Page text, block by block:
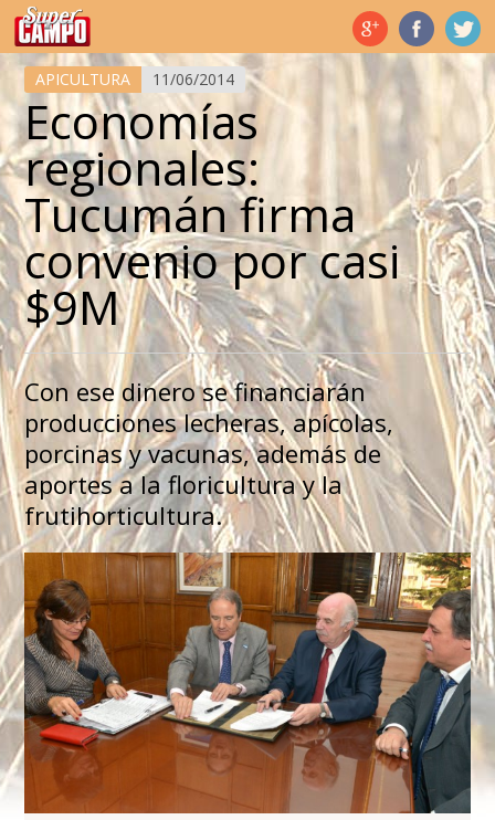
Temas de hoy
APICULTURA 11/06/2014
Economías
regionales:
Tucumán firma
convenio por casi
$9M
Con ese dinero se financiarán
producciones lecheras, apícolas,
porcinas y vacunas, además de
aportes a la floricultura y la
frutihorticultura.